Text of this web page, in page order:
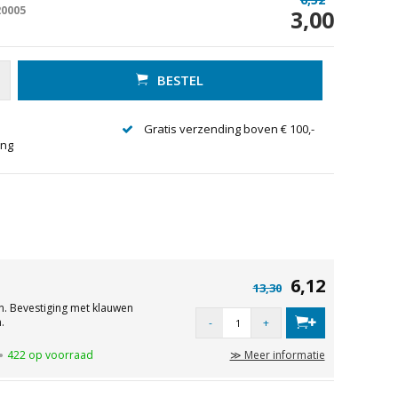
3,00
BESTEL
Gratis verzending boven € 100,-
Bevestiging met klauwen
422 op voorraad
13,30 6,12
- +
≫ Meer informatie